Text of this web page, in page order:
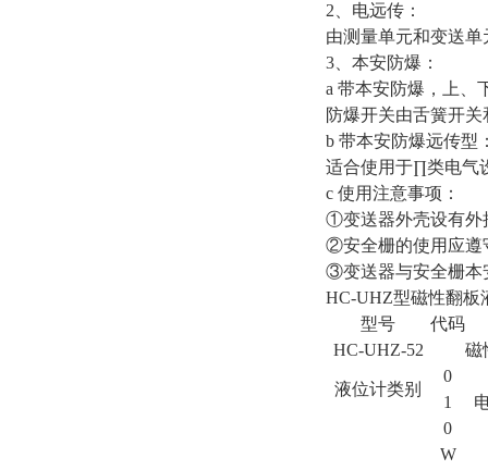
2、电远传：
由测量单元和变送
3、本安防爆：
a 带本安防爆，上、
防爆开关由舌簧开
b 带本安防爆远传型
适合使用于∏类电气
c 使用注意事项：
①变送器外壳设有外
②安全栅的使用应遵
③变送器与安全栅本
HC-UHZ型磁性翻板
型号
代码
HC-UHZ-52
磁
液位计类别
0
1
0
W